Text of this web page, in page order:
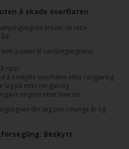
å skade overflaten
krever de rette
passer til campingvognens
riper
å beskytte overflaten etter rengjøring
lag på etter rengjøring
vognen etter hver tur
din seg pen i mange år og
Beskytt